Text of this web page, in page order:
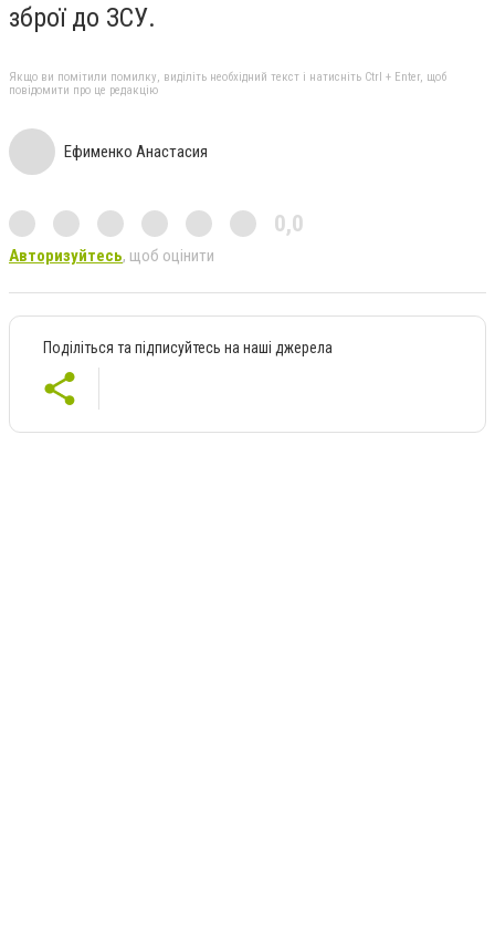
зброї до ЗСУ.
Якщо ви помітили помилку, виділіть необхідний текст і натисніть Ctrl + Enter, щоб
повідомити про це редакцію
Ефименко Анастасия
0,0
Авторизуйтесь, щоб оцінити
Поділіться та підписуйтесь на наші джерела